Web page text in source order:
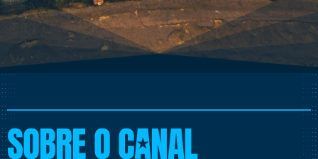
SOBRE O CÅNAL